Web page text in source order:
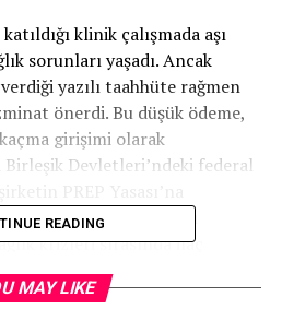
klinik çalışmada aşı
sorunları yaşadı. Ancak
yazılı taahhüte rağmen
önerdi. Bu düşük ödeme,
girişimi olarak
Devletleri’ndeki federal
kaçma çabalarını
krizleri sırasında ilaç
geçme adına koruyan bir
READING
MAY LIKE